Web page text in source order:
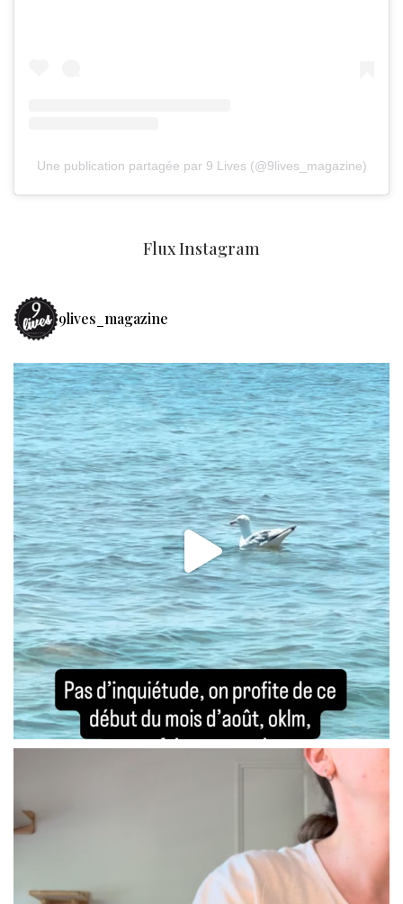
Une publication partagée par 9 Lives (@9lives_magazine)
Flux Instagram
9lives_magazine